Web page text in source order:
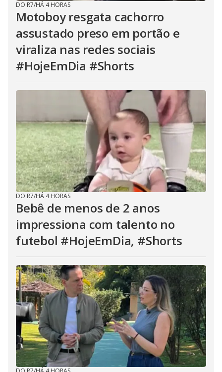
DO R7/HÁ 4 HORAS
Motoboy resgata cachorro
assustado preso em portão e
viraliza nas redes sociais
#HojeEmDia #Shorts
DO R7/HÁ 4 HORAS
Bebê de menos de 2 anos
impressiona com talento no
futebol #HojeEmDia, #Shorts